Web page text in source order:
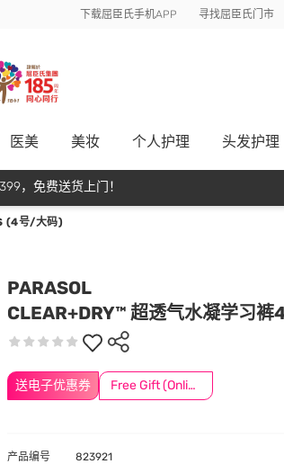
下载屈臣氏手机APP 寻找屈臣氏门市
医美 美妆 个人护理 头发护理
，免费送货上门！
(4号/大码)
PARASOL
CLEAR+DRY™ 超透气水凝学习
送电子优惠券 Free Gift (Online Exclusive)
产品编号 823921